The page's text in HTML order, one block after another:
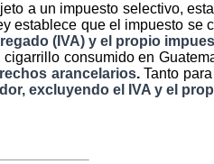
a un impuesto selectivo,
establece que el impuesto se
(IVA) y el propio
consumido en
arancelarios.Tanto
excluyendo el IVA y el